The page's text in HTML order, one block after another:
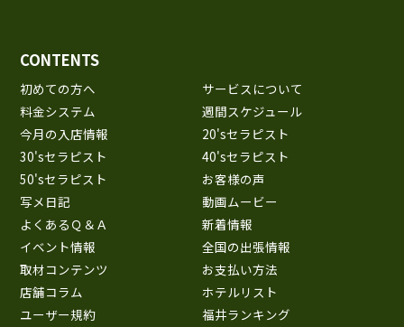
CONTENTS
初めての方へ
サービスについて
料金システム
週間スケジュール
今月の入店情報
20'sセラピスト
30'sセラピスト
40'sセラピスト
50'sセラピスト
お客様の声
写メ日記
動画ムービー
よくあるＱ＆Ａ
新着情報
イベント情報
全国の出張情報
取材コンテンツ
お支払い方法
店舗コラム
ホテルリスト
ユーザー規約
福井ランキング